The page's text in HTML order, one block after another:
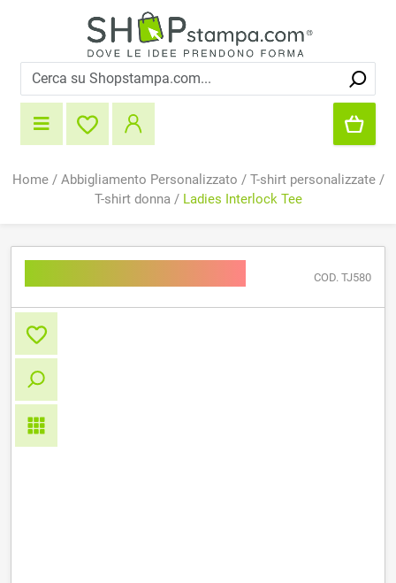
Home/ Abbigliamento Personalizzato / T-shirt personalizzate/
T-shirt donna/ Ladies Interlock Tee
COD. TJ580